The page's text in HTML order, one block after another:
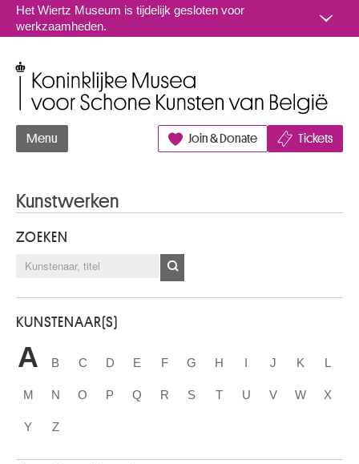
Naar inhoud
Het Wiertz Museum is tijdelijk gesloten voor
werkzaamheden.
Menu Join & Donate Tickets
Kunstwerken
ZOEKEN
KUNSTENAAR(S)
A B C D E F G H I J K L
M N O P Q R S T U V W X
Y Z